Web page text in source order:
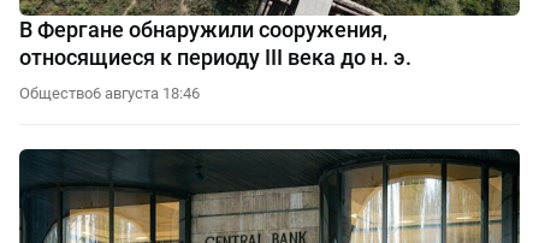
В Фергане обнаружили сооружения,
относящиеся к периоду III века до н. э.
Общество6 августа 18:46